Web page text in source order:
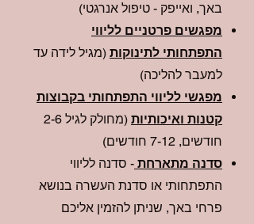
באך, ואייפק - טיפול אנרגטי)
מפגשים פרטניים לליווי
התפתחותי לתינוקות (מגיל לידה עד
למעבר להליכה)
מפגשי לליווי התפתחותי בקבוצות
קטנות ואיכותיות
(מחולק לגיל 2-6
חודשים, 7-12 חודשים)
סדנה מתארחת - סדנה לליווי
התפתחותי או סדנת העשרה בנושא
פרחי באך, שניתן להזמין אליכם